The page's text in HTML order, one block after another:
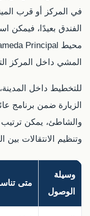
في المركز أو قرب
الفندق بعيدًا، فيمكن
المشي داخل المركز
للتخطيط داخل
الزيارة ضمن برنامج
والشاطئ، يمكن ترتيب
وتنظيم الانتقالات بين
وسيلة
الوصول
متى